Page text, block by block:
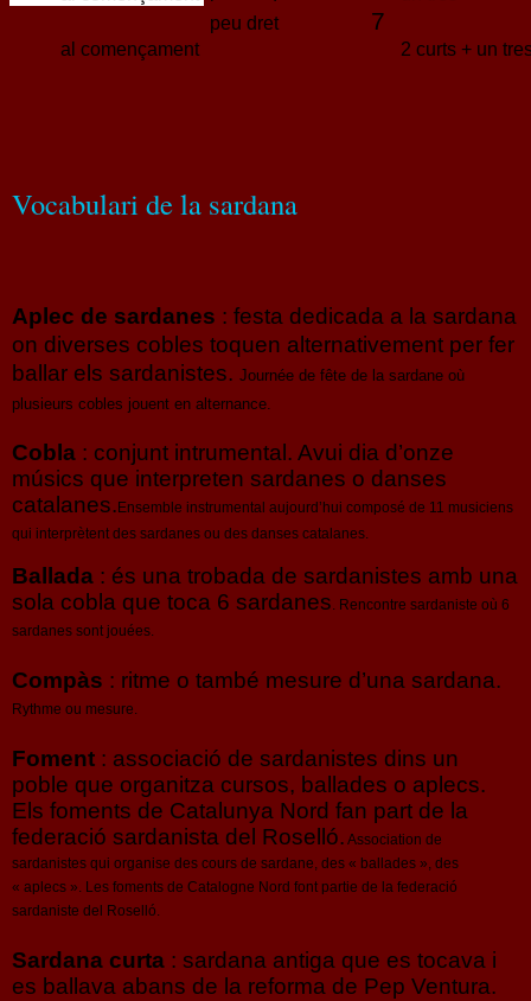
al començament
peu dret 7
2 curts + un
Vocabulari de la sardana
Aplec de sardanes : festa dedicada a la sardana
on diverses cobles toquen alternativement per fer
ballar els sardanistes. Journée de fête de la sardane où
plusieurs cobles jouent en alternance.
Cobla : conjunt intrumental. Avui dia d’onze
músics que interpreten sardanes o danses
catalanes. Ensemble instrumental aujourd’hui composé de 11 musiciens
qui interprètent des sardanes ou des danses catalanes.
Ballada : és una trobada de sardanistes amb una
sola cobla que toca 6 sardanes. Rencontre sardaniste où 6
sardanes sont jouées.
Compàs : ritme o també mesure d’una sardana.
Rythme ou mesure.
Foment : associació de sardanistes dins un
poble que organitza cursos, ballades o aplecs.
Els foments de Catalunya Nord fan part de la
federació sardanista del Roselló. Association de
sardanistes qui organise des cours de sardane, des « ballades », des
« aplecs ». Les foments de Catalogne Nord font partie de la federació
sardaniste del Roselló.
Sardana curta : sardana antiga que es tocava i
es ballava abans de la reforma de Pep Ventura.